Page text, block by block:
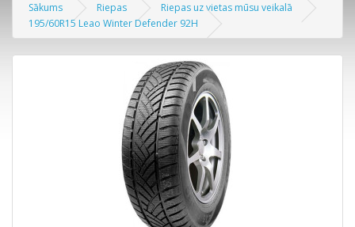
Sākums Riepas
Riepas uz vietas mūsu veikalā
195/60R15 Leao Winter Defender 92H